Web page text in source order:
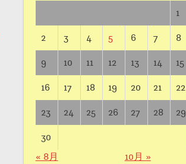
« 8月 10月 »
1
2 3 4 5 6 7 8
9 10 11 12 13 14 15
16 17 18 19 20 21 22
23 24 25 26 27 28 29
30